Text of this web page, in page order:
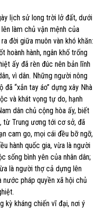
lịch sử long trời lở đất, dưới
làm chủ vận mệnh của
đời giữa muôn vàn khó khăn:
hoành hành, ngân khố trống
ấy đã rèn đúc nên bản lĩnh
vì dân. Những người nông
“xắn tay áo” dựng xây Nhà
và khát vọng tự do, hạnh
dân chủ cộng hòa ấy, biết
từ Trung ương tới cơ sở, đã
cam go, mọi cái đều bỡ ngỡ,
hành quốc gia, vừa là người
sống bình yên của nhân dân;
là người thợ cả dựng lên
pháp quyền xã hội chủ
kỳ kháng chiến vĩ đại, nơi ý